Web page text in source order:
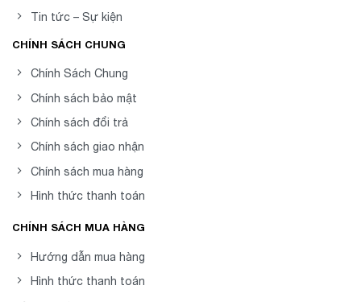
Tin tức – Sự kiện
CHÍNH SÁCH CHUNG
Chính Sách Chung
Chính sách bảo mật
Chính sách đổi trả
Chính sách giao nhận
Chính sách mua hàng
Hình thức thanh toán
CHÍNH SÁCH MUA HÀNG
Hướng dẫn mua hàng
Hình thức thanh toán